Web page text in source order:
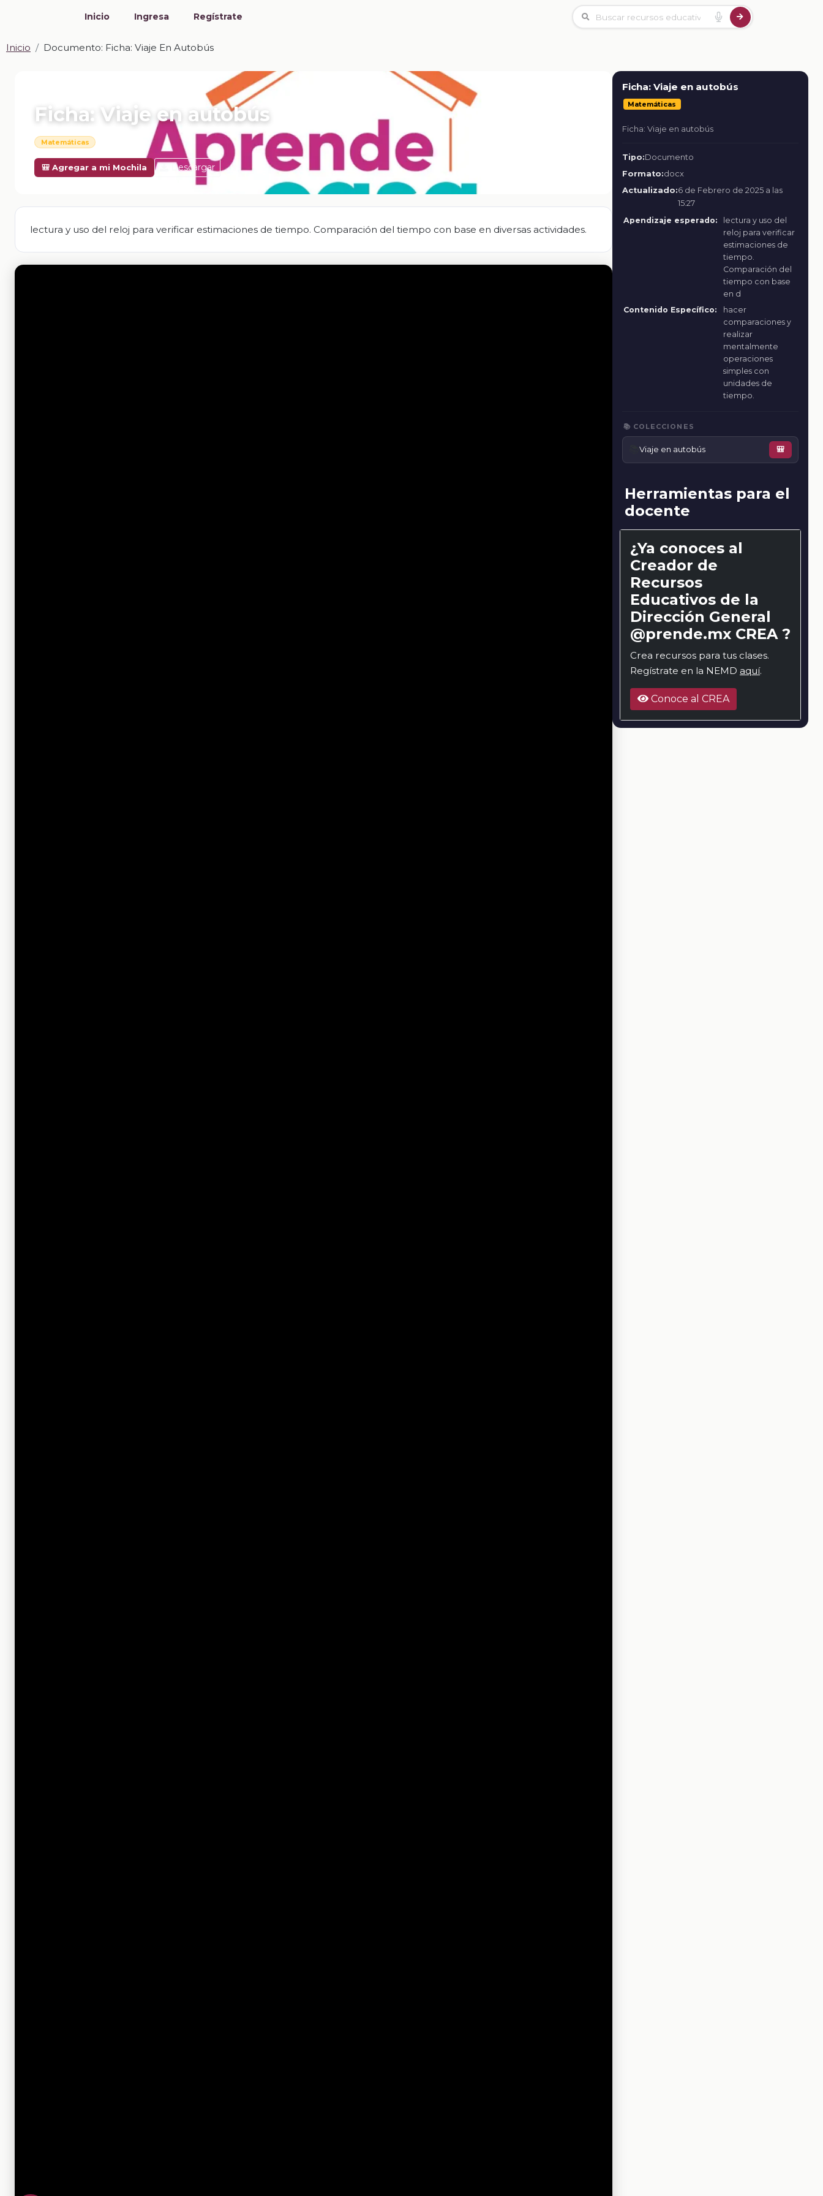
Inicio Ingresa Regístrate
Inicio Documento: Ficha: Viaje En Autobús
Ficha: Viaje en autobús
Matemáticas
🎒 Agregar a mi Mochila Descargar
lectura y uso del reloj para verificar estimaciones de tiempo. Comparación del tiempo con base en diversas actividades.
Ficha: Viaje en autobús
Matemáticas
Ficha: Viaje en autobús
Tipo:Documento
Formato:docx
Actualizado:6 de Febrero de 2025 a las
15:27
Apendizaje esperado:
lectura y uso del
reloj para verificar
estimaciones de
tiempo.
Comparación del
tiempo con base
en d
Contenido Específico:
hacer
comparaciones y
realizar
mentalmente
operaciones
simples con
unidades de
tiempo.
📚 COLECCIONES
📚Viaje en autobús 🎒
Herramientas para el
docente
¿Ya conoces al
Creador de
Recursos
Educativos de la
Dirección General
@prende.mx CREA ?
Crea recursos para tus clases.
Regístrate en la NEMD aquí.
Conoce al CREA